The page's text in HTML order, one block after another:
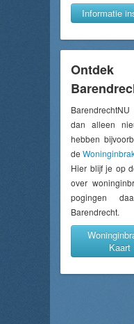
Informatie
Ontdek
dan alleen
hebben
de
Hier blijf je op
over
pogingen
Barendrecht.
Kaart